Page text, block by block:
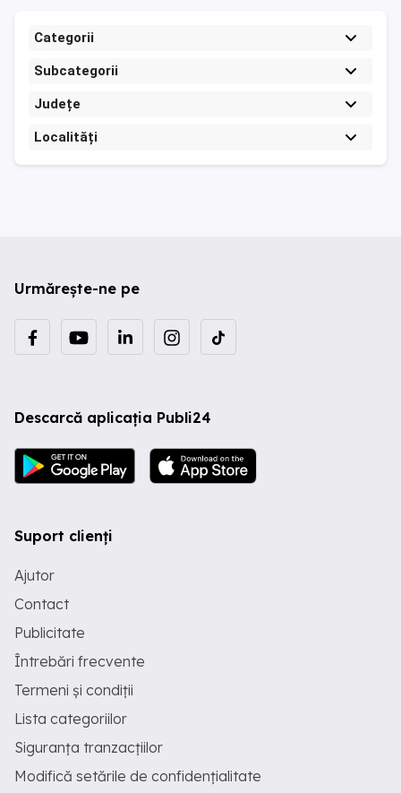
Categorii
Subcategorii
Județe
Localități
Urmărește-ne pe
Descarcă aplicația Publi24
Suport clienți
Ajutor
Contact
Publicitate
Întrebări frecvente
Termeni și condiții
Lista categoriilor
Siguranța tranzacțiilor
Modifică setările de confidențialitate